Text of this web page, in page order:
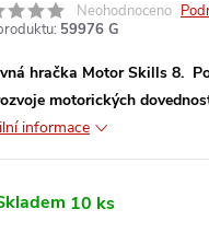
Neohodnoceno
59976 G
hračka Motor Skills 8.
motorických
informace
10 ks